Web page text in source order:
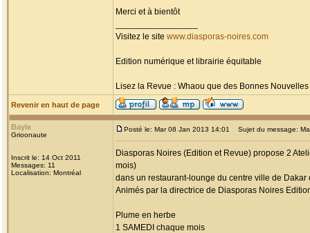
Merci et à bientôt
Visitez le site www.diasporas-noires.com
Edition numérique et librairie équitable
Lisez la Revue : Whaou que des Bonnes
Revenir en haut de page
Bayle
Grioonaute
Inscrit le: 14 Oct 2011
Messages: 11
Localisation: Montréal
Posté le: Mar 08 Jan 2013 14:01 Sujet du message:
Diasporas Noires (Edition et Revue) propose 2
mois)
dans un restaurant-lounge du centre ville de
Animés par la directrice de Diasporas Noires
Plume en herbe
1 SAMEDI chaque mois